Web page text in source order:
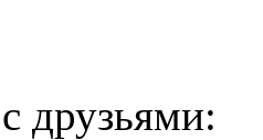
друзьями: